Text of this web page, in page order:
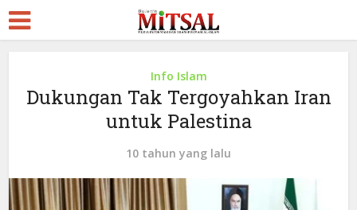
Info Islam
Dukungan Tak Tergoyahkan Iran
untuk Palestina
10 tahun yang lalu